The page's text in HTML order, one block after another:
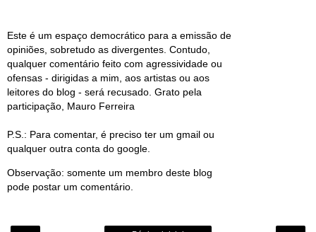
Este é um espaço democrático para a emissão de
opiniões, sobretudo as divergentes. Contudo,
qualquer comentário feito com agressividade ou
ofensas - dirigidas a mim, aos artistas ou aos
leitores do blog - será recusado. Grato pela
participação, Mauro Ferreira
P.S.: Para comentar, é preciso ter um gmail ou
qualquer outra conta do google.
Observação: somente um membro deste blog
pode postar um comentário.